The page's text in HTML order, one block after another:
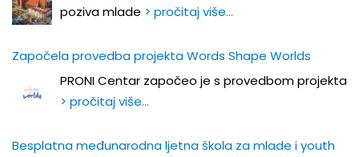
poziva mlade > pročitaj više…
Započela provedba projekta Words Shape Worlds
PRONI Centar započeo je s provedbom projekta
> pročitaj više…
Besplatna međunarodna ljetna škola za mlade i youth